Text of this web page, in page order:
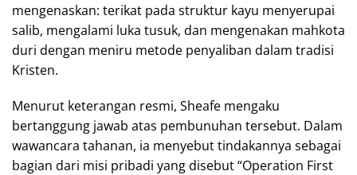
mengenaskan: terikat pada struktur kayu menyerupai
salib, mengalami luka tusuk, dan mengenakan mahkota
duri dengan meniru metode penyaliban dalam tradisi
Kristen.
Menurut keterangan resmi, Sheafe mengaku
bertanggung jawab atas pembunuhan tersebut. Dalam
wawancara tahanan, ia menyebut tindakannya sebagai
bagian dari misi pribadi yang disebut “Operation First